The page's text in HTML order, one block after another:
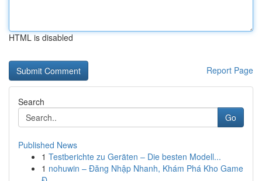
HTML is disabled
Report Page
Search
Go
Published News
1 Testberichte zu Geräten – Die besten Modell...
1 nohuwin – Đăng Nhập Nhanh, Khám Phá Kho Game